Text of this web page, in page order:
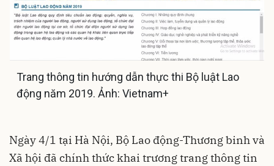
Trang thông tin hướng dẫn thực thi Bộ luật Lao
động năm 2019. Ảnh: Vietnam+
Ngày 4/1 tại Hà Nội, Bộ Lao động-Thương binh và
Xã hội đã chính thức khai trương trang thông tin